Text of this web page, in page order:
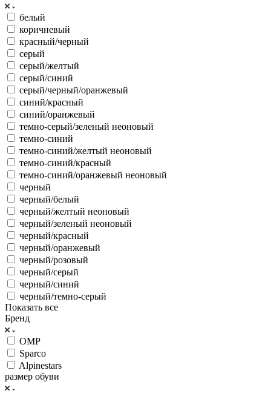
белый
коричневый
красный/черный
серый
серый/желтый
серый/синий
серый/черный/оранжевый
синий/красный
синий/оранжевый
темно-серый/зеленый неоновый
темно-синий
темно-синий/желтый неоновый
темно-синий/красный
темно-синий/оранжевый неоновый
черный
черный/белый
черный/желтый неоновый
черный/зеленый неоновый
черный/красный
черный/оранжевый
черный/розовый
черный/серый
черный/синий
черный/темно-серый
Показать все
Бренд
OMP
Sparco
Alpinestars
размер обуви